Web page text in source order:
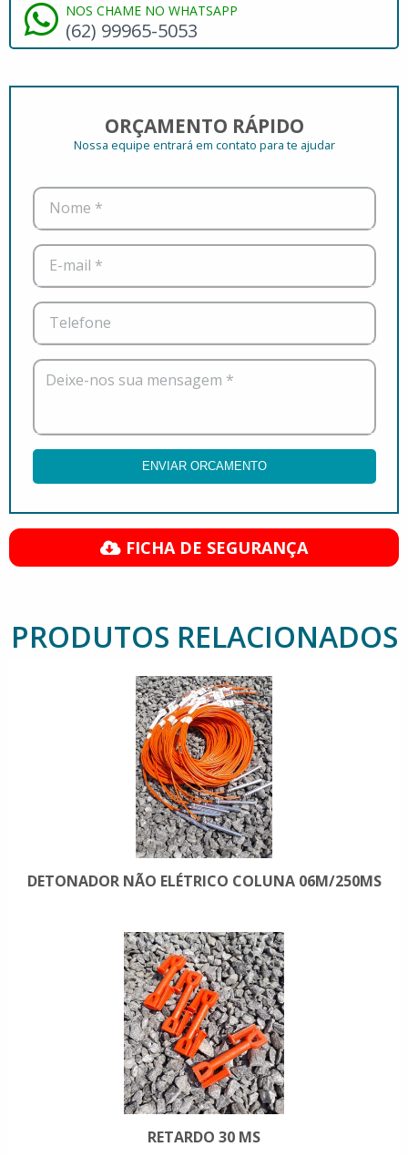
NOS CHAME NO WHATSAPP
(62) 99965-5053
ORÇAMENTO RÁPIDO
Nossa equipe entrará em contato para te ajudar
Nome *
E-mail *
Telefone
Deixe-nos sua mensagem *
ENVIAR ORCAMENTO
FICHA DE SEGURANÇA
PRODUTOS RELACIONADOS
DETONADOR NÃO ELÉTRICO COLUNA 06M/250MS
RETARDO 30 MS